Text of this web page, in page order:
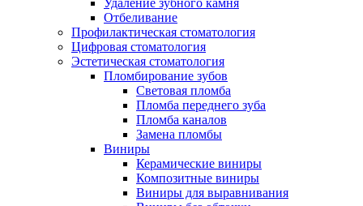
Удаление зубного камня
Отбеливание
Профилактическая стоматология
Цифровая стоматология
Эстетическая стоматология
Пломбирование зубов
Световая пломба
Пломба переднего зуба
Пломба каналов
Замена пломбы
Виниры
Керамические виниры
Композитные виниры
Виниры для выравнивания